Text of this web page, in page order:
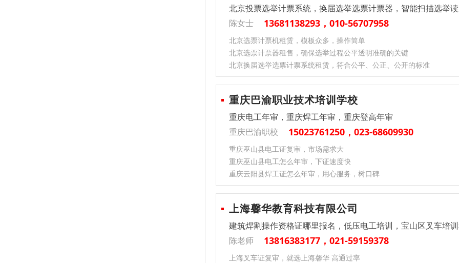
北京投票选举计票系统，换届选举选票计票器，智能扫描选举
陈女士
13681138293，010-56707958
北京选票计票机租赁，模板众多，操作简单
北京选票计票器租售，确保选举过程公平透明准确的关键
北京换届选举选票计票系统租赁，符合公平、公正、公开的标准
重庆巴渝职业技术培训学校
重庆电工年审，重庆焊工年审，重庆登高年审
重庆巴渝职校
15023761250，023-68609930
重庆巫山县电工证复审，市场需求大
重庆巫山县电工怎么年审，下证速度快
重庆云阳县焊工证怎么年审，用心服务，树口碑
上海馨华教育科技有限公司
建筑焊割操作资格证哪里报名，低压电工培训，宝山区叉车培
陈老师
13816383177，021-59159378
上海叉车证复审，就选上海馨华 高通过率